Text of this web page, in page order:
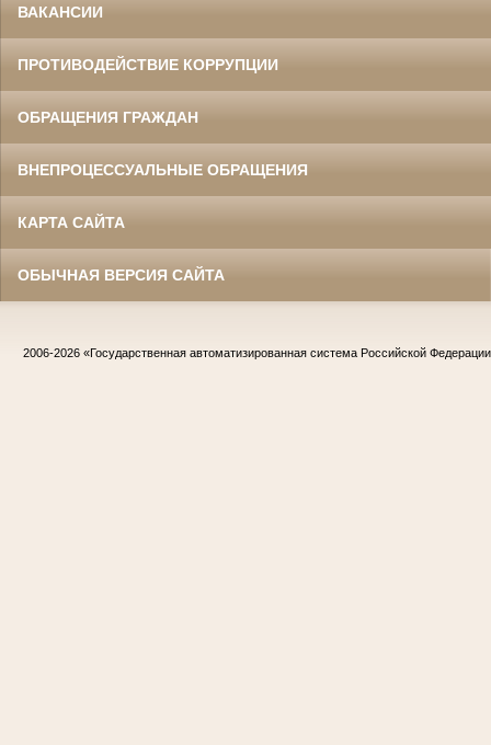
ВАКАНСИИ
ПРОТИВОДЕЙСТВИЕ КОРРУПЦИИ
ОБРАЩЕНИЯ ГРАЖДАН
ВНЕПРОЦЕССУАЛЬНЫЕ ОБРАЩЕНИЯ
КАРТА САЙТА
ОБЫЧНАЯ ВЕРСИЯ САЙТА
2006-2026 «Государственная автоматизированная система Российской